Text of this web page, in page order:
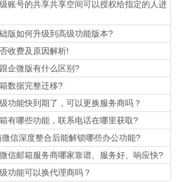
账号的共享共享空间可以授权给指定的人进
版如何升级到高级功能版本?
收费及原因解析!
企微版有什么区别?
数据完整迁移?
功能‌快到期了，可以更换服务商吗？
有哪些功能，联系电话在哪里获取?
信深度整合后能解锁哪些办公功能?
信邮箱服务商哪家靠谱、服务好、响应快?
功能可以换代理商吗？